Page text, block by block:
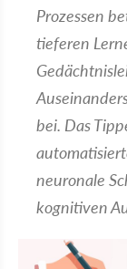
Prozessen
tieferen
bei. Das
neuronale
kognitiven